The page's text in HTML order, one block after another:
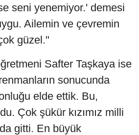
seni yenemiyor.' demesi
Ailemin ve çevremin
güzel."
Safter Taşkaya ise
sonucunda
elde ettik. Bu,
Çok şükür kızımız milli
gitti. En büyük